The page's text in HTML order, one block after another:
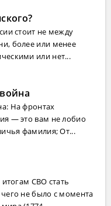
стоит не между
более или менее
или нет...
На фронтах
— это вам не лобио
фамилия; От...
СВО стать
не было с момента